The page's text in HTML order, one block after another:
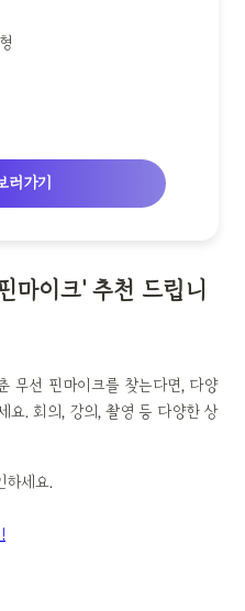
러가기
마이크' 추천 드립니
무선 핀마이크를 찾는다면, 다양
요. 회의, 강의, 촬영 등 다양한 상
하세요.